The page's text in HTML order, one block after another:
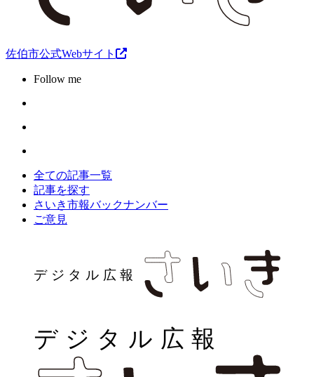
佐伯市公式Webサイト
Follow me
全ての記事一覧
記事を探す
さいき市報バックナンバー
ご意見